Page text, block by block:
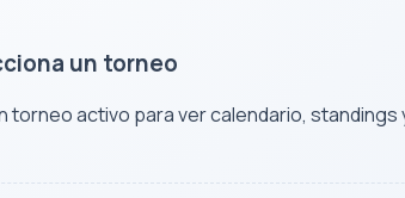
un torneo
torneo activo para ver calendario,